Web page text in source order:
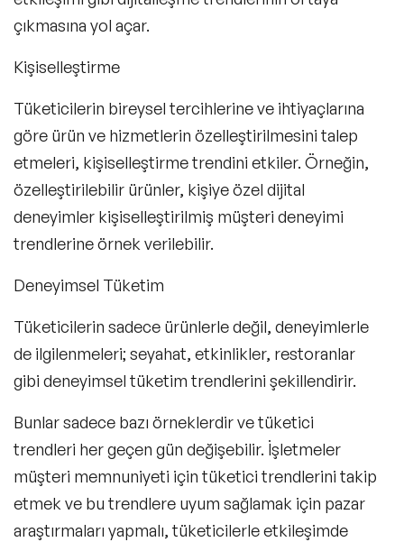
çıkmasına yol açar.
Kişiselleştirme
Tüketicilerin bireysel tercihlerine ve ihtiyaçlarına
göre ürün ve hizmetlerin özelleştirilmesini talep
etmeleri, kişiselleştirme trendini etkiler. Örneğin,
özelleştirilebilir ürünler, kişiye özel dijital
deneyimler kişiselleştirilmiş müşteri deneyimi
trendlerine örnek verilebilir.
Deneyimsel Tüketim
Tüketicilerin sadece ürünlerle değil, deneyimlerle
de ilgilenmeleri; seyahat, etkinlikler, restoranlar
gibi deneyimsel tüketim trendlerini şekillendirir.
Bunlar sadece bazı örneklerdir ve tüketici
trendleri her geçen gün değişebilir. İşletmeler
müşteri memnuniyeti için tüketici trendlerini takip
etmek ve bu trendlere uyum sağlamak için pazar
araştırmaları yapmalı, tüketicilerle etkileşimde